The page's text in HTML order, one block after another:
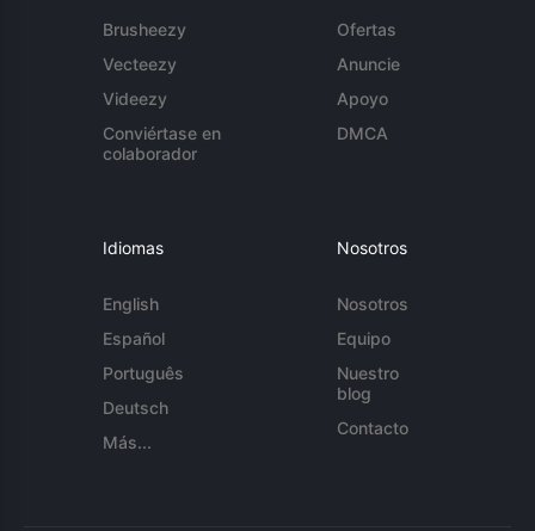
Brusheezy
Vecteezy
Videezy
Conviértase en
colaborador
Ofertas
Anuncie
Apoyo
DMCA
Idiomas
English
Español
Português
Deutsch
Más...
Nosotros
Nosotros
Equipo
Nuestro
blog
Contacto